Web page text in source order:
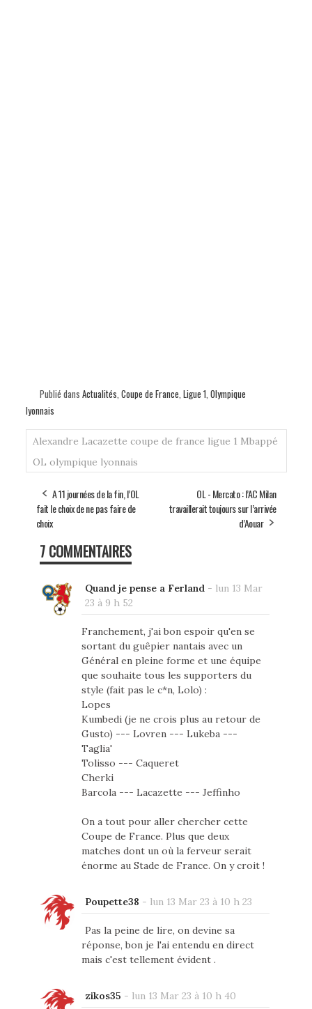
Publié dans Actualités Coupe de France Ligue 1 Olympique
lyonnais
Alexandre Lacazette coupe de france ligue 1 Mbappé
OL olympique lyonnais
A 11 journées de la fin, l’OL
fait le choix de ne pas faire de
choix
OL - Mercato : l’AC Milan
travaillerait toujours sur l’arrivée
d’Aouar
7 COMMENTAIRES
Quand je pense a Ferland - lun 13 Mar
23 à 9 h 52
Franchement, j'ai bon espoir qu'en se
sortant du guêpier nantais avec un
Général en pleine forme et une équipe
que souhaite tous les supporters du
style (fait pas le c*n, Lolo) :
Lopes
Kumbedi (je ne crois plus au retour de
Gusto) --- Lovren --- Lukeba ---
Taglia'
Tolisso --- Caqueret
Cherki
Barcola --- Lacazette --- Jeffinho
On a tout pour aller chercher cette
Coupe de France. Plus que deux
matches dont un où la ferveur serait
énorme au Stade de France. On y croit !
Poupette38 - lun 13 Mar 23 à 10 h 23
Pas la peine de lire, on devine sa
réponse, bon je l'ai entendu en direct
mais c'est tellement évident .
zikos35 - lun 13 Mar 23 à 10 h 40